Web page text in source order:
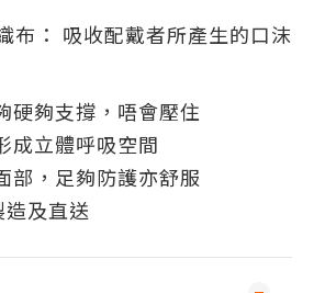
布： 吸收配戴者所產生的口沫
硬夠支撐，唔會壓住
成立體呼吸空間
部，足夠防護亦舒服
及直送